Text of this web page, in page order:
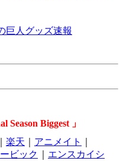
巨人グッズ速報
Season Biggest 」
楽天 アニメイト
ビック
エンスカイシ